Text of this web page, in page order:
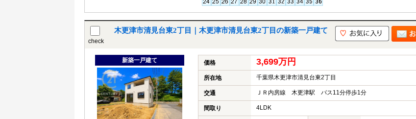
check
木更津市清見台東2丁目｜木更津市清見台東2丁目の新築一戸建て
新築一戸建て 価格 3,699万円
所在地 千葉県木更津市清見台東2丁目
交通 ＪＲ内房線 木更津駅 バス11分停歩1分
間取り 4LDK